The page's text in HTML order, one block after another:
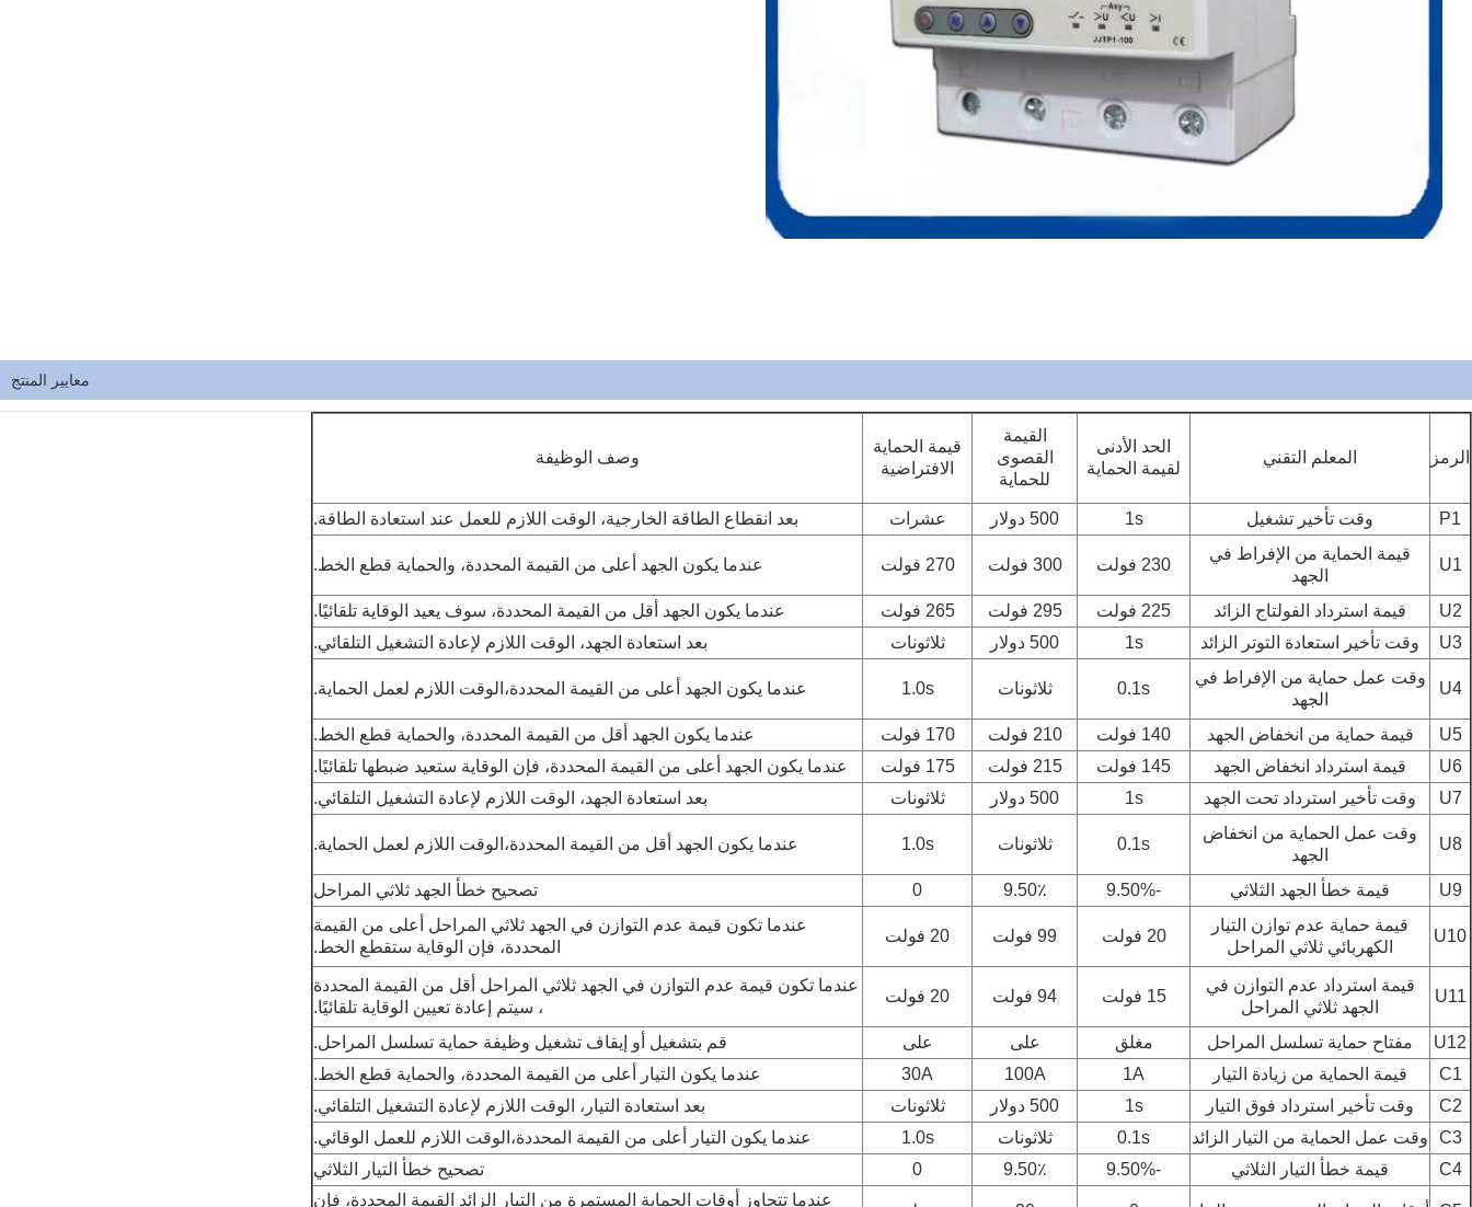
معايير المنتج
الرمز المعلم التقني
الحد الأدنى
لقيمة الحماية
القيمة
القصوى
للحماية
قيمة الحماية
الافتراضية
وصف الوظيفة
P1 وقت تأخير تشغيل 1s 500 دولار عشرات بعد انقطاع الطاقة الخارجية، الوقت اللازم للعمل عند استعادة الطاقة.
U1
قيمة الحماية من الإفراط في
الجهد
230 فولت 300 فولت 270 فولت عندما يكون الجهد أعلى من القيمة المحددة، والحماية قطع الخط.
U2 قيمة استرداد الفولتاج الزائد 225 فولت 295 فولت 265 فولت
عندما يكون الجهد أقل من القيمة المحددة، سوف يعيد الوقاية تلقائيًا.
U3
وقت تأخير استعادة التوتر الزائد 1s 500 دولار ثلاثونات بعد استعادة الجهد، الوقت اللازم لإعادة التشغيل التلقائي.
U4
وقت عمل حماية من الإفراط في
الجهد
0.1s ثلاثونات 1.0s عندما يكون الجهد أعلى من القيمة المحددة،الوقت اللازم لعمل الحماية.
U5 قيمة حماية من انخفاض الجهد 140 فولت 210 فولت 170 فولت
عندما يكون الجهد أقل من القيمة المحددة، والحماية قطع الخط.
U6
قيمة استرداد انخفاض الجهد 145 فولت 215 فولت 175 فولت
عندما يكون الجهد أعلى من القيمة المحددة، فإن الوقاية ستعيد ضبطها تلقائيًا.
U7
وقت تأخير استرداد تحت الجهد 1s 500 دولار ثلاثونات بعد استعادة الجهد، الوقت اللازم لإعادة التشغيل التلقائي.
U8
وقت عمل الحماية من انخفاض
الجهد
0.1s ثلاثونات 1.0s عندما يكون الجهد أقل من القيمة المحددة،الوقت اللازم لعمل الحماية.
U9 قيمة خطأ الجهد الثلاثي -9.50% 9.50٪ 0 تصحيح خطأ الجهد ثلاثي المراحل
U10
قيمة حماية عدم توازن التيار
الكهربائي ثلاثي المراحل
20 فولت 99 فولت 20 فولت
عندما تكون قيمة عدم التوازن في الجهد ثلاثي المراحل أعلى من القيمة
المحددة، فإن الوقاية ستقطع الخط.
U11
قيمة استرداد عدم التوازن في
الجهد ثلاثي المراحل
15 فولت 94 فولت 20 فولت
عندما تكون قيمة عدم التوازن في الجهد ثلاثي المراحل أقل من القيمة المحددة
، سيتم إعادة تعيين الوقاية تلقائيًا.
U12
مفتاح حماية تسلسل المراحل مغلق على على
قم بتشغيل أو إيقاف تشغيل وظيفة حماية تسلسل المراحل.
C1
قيمة الحماية من زيادة التيار 1A
100A
30A
عندما يكون التيار أعلى من القيمة المحددة، والحماية قطع الخط.
C2
وقت تأخير استرداد فوق التيار 1s 500 دولار ثلاثونات
بعد استعادة التيار، الوقت اللازم لإعادة التشغيل التلقائي.
C3
وقت عمل الحماية من التيار الزائد 0.1s ثلاثونات 1.0s
عندما يكون التيار أعلى من القيمة المحددة،الوقت اللازم للعمل الوقائي.
C4
قيمة خطأ التيار الثلاثي -9.50% 9.50٪ 0 تصحيح خطأ التيار الثلاثي
عندما تتجاوز أوقات الحماية المستمرة من التيار الزائد القيمة المحددة، فإن